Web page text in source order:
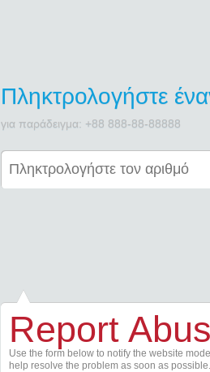
Πληκτρολογήστε
για παράδειγμα: +88 888-88-88888
Report
Use the form below to notify the website
help resolve the problem as soon as possible.